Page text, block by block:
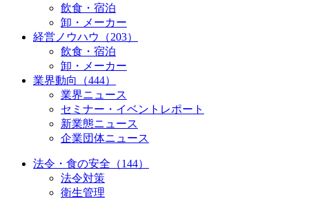
飲食・宿泊
卸・メーカー
経営ノウハウ（203）
飲食・宿泊
卸・メーカー
業界動向（444）
業界ニュース
セミナー・イベントレポート
新業態ニュース
企業団体ニュース
法令・食の安全（144）
法令対策
衛生管理